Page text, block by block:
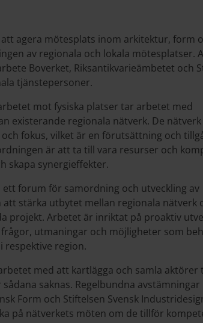
agera mötesplats inom arkitektur, form
av regionala och lokala mötesplatser.
Boverket, Riksantikvarieämbetet och
tjänstepersoner.
mot fysiska platser tar arbetet med
existerande regionala nätverk. De
fokus, vilket är en förutsättning och
är att ta till vara resurser och
skapa synergieffekter.
forum för samordning och utveckling av
stärka utbytet mellan regionala nätverk
projekt. Arbetet är inriktat på proaktiv
utmaningar och möjligheter som
respektive region.
med att kartlägga och samla aktörer
saknas. Regelbundna avstämningar
Form och Stiftelsen Svensk
på nätverkets möten om de tillför